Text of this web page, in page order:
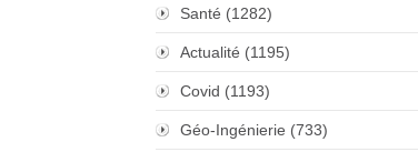
Santé (1282)
Actualité (1195)
Covid (1193)
Géo-Ingénierie (733)